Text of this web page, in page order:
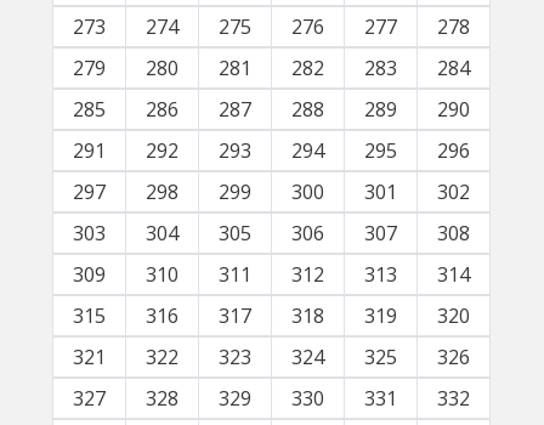
273
274 275 276 277
278
279
280 281 282 283
284
285
286 287 288 289
290
291
292 293 294 295
296
297
298 299 300 301
302
303
304 305 306 307
308
309
310 311 312 313
314
315
316 317 318 319
320
321
322 323 324 325
326
327
328 329 330 331
332